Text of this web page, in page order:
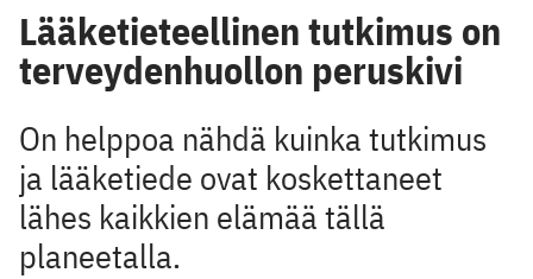
Lääketieteellinen tutkimus on
terveydenhuollon peruskivi
On helppoa nähdä kuinka tutkimus
ja lääketiede ovat koskettaneet
lähes kaikkien elämää tällä
planeetalla.